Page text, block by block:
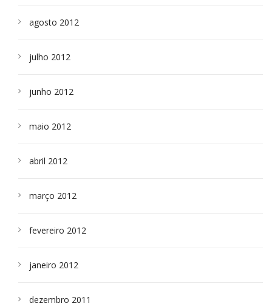
agosto 2012
julho 2012
junho 2012
maio 2012
abril 2012
março 2012
fevereiro 2012
janeiro 2012
dezembro 2011